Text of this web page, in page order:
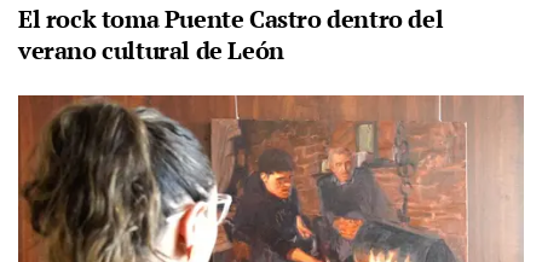
El rock toma Puente Castro dentro del
verano cultural de León